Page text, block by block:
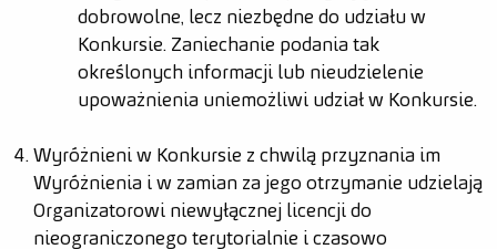
dobrowolne, lecz niezbędne do udziału w
Konkursie. Zaniechanie podania tak
określonych informacji lub nieudzielenie
upoważnienia uniemożliwi udział w Konkursie.
Wyróżnieni w Konkursie z chwilą przyznania im
Wyróżnienia i w zamian za jego otrzymanie udzielają
Organizatorowi niewyłącznej licencji do
nieograniczonego terytorialnie i czasowo